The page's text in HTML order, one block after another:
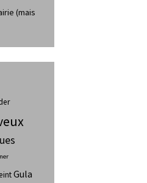
(mais
Gula